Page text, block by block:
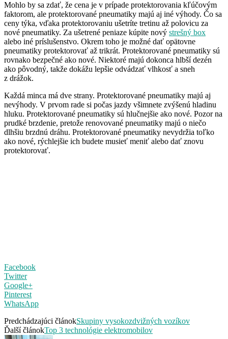
Mohlo by sa zdať, že cena je v prípade protektorovania kľúčovým
faktorom, ale protektorované pneumatiky majú aj iné výhody. Čo sa
ceny týka, vďaka protektorovaniu ušetríte tretinu až polovicu za
nové pneumatiky. Za ušetrené peniaze kúpite nový strešný box
alebo iné príslušenstvo. Okrem toho je možné dať opätovne
pneumatiky protektorovať až trikrát. Protektorované pneumatiky sú
rovnako bezpečné ako nové. Niektoré majú dokonca hlbší dezén
ako pôvodný, takže dokážu lepšie odvádzať vlhkosť a sneh
z drážok.
Každá minca má dve strany. Protektorované pneumatiky majú aj
nevýhody. V prvom rade si počas jazdy všimnete zvýšenú hladinu
hluku. Protektorované pneumatiky sú hlučnejšie ako nové. Pozor na
prudké brzdenie, pretože renovované pneumatiky majú o niečo
dlhšiu brzdnú dráhu. Protektorované pneumatiky nevydržia toľko
ako nové, rýchlejšie ich budete musieť meniť alebo dať znovu
protektorovať.
Facebook
Twitter
Google+
Pinterest
WhatsApp
Predchádzajúci článokSkupiny vysokozdvižných vozíkov
Ďalší článokTop 3 technológie elektromobilov